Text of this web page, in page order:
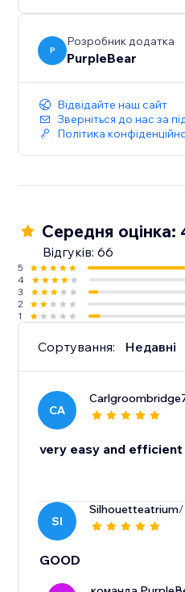
захоплюючий досвід на
Video Gallery сьогодні та
відвідувачів у вірних
P
Розробник додатка
PurpleBear
Відвідайте наш сайт
Зверніться до нас за
Політика
Середня оцінка:
Відгуків: 66
5
4
3
2
1
Сортування: Недавні
CA
very easy and efficient
SI
Silhouetteatrium/
GOOD